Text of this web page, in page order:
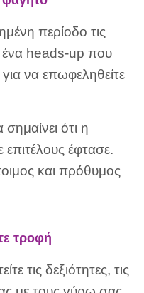
περίοδο τις
ένα heads-up που
να επωφεληθείτε
ότι η
έφτασε.
και πρόθυμος
τροφή
τις δεξιότητες, τις